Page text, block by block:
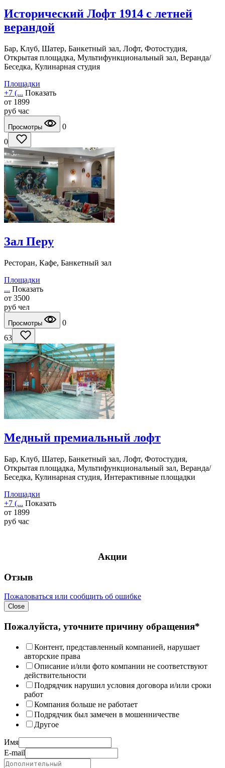
Исторический Лофт 1914 с летней
верандой
Бар, Клуб, Шатер, Банкетный зал, Лофт, Фотостудия,
Открытая площадка, Мультифункциональный зал, Веранда/
Беседка, Кулинарная студия
Площадки
+7 (... Показать
от 1899
руб час
Просмотры
0
0
Зал Перу
Ресторан, Кафе, Банкетный зал
Площадки
... Показать
от 3500
руб чел
Просмотры
0
63
Медный премиальный лофт
Бар, Клуб, Шатер, Банкетный зал, Лофт, Фотостудия,
Открытая площадка, Мультифункциональный зал, Веранда/
Беседка, Кулинарная студия, Интерактивные площадки
Площадки
+7 (... Показать
от 1899
руб час
Акции
Отзыв
Пожаловаться или сообщить об ошибке
Close
Пожалуйста, уточните причину обращения*
Контент, представленный компанией, нарушает
авторские права
Описание и/или фото компании не соответствуют
действительности
Подрядчик нарушил условия договора и/или сроки
работ
Компания больше не работает
Подрядчик был замечен в мошенничестве
Другое
Имя
E-mail